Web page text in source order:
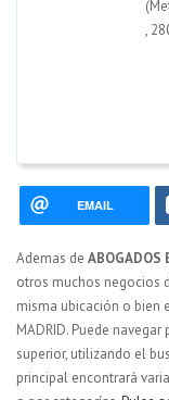
,
EMAIL
Ademas de ABOGADOS
otros muchos negocios
misma ubicación o bien
MADRID. Puede
superior, utilizando el
principal encontrará